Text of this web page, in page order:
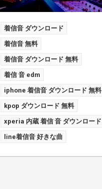
着信音 ダウンロード
着信音 無料
着信音 ダウンロード 無料
着信 音 edm
iphone 着信音 ダウンロード 無料
kpop ダウンロード 無料
xperia 内蔵 着信 音 ダウンロード
line着信音 好きな曲